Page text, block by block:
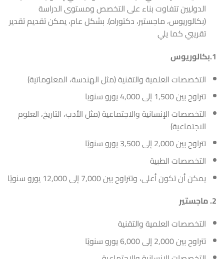
الدوليين تتفاوت بناء على التخصص ومستوى الدراسة
(بكالوريوس، ماجستير، دكتوراه). بشكل عام، يمكن تقديم تقدير
تقريبي كما يلي
1.بكالوريوس
التخصصات العلمية والتقنية (مثل الهندسة، المعلوماتية)
تتراوح بين 1,500 إلى 4,000 يورو سنويا
التخصصات الإنسانية والاجتماعية (مثل الأدب، التاريخ، العلوم
الاجتماعية)
تتراوح بين 2,000 إلى 3,500 يورو سنويًا
التخصصات الطبية
يمكن أن تكون أعلى، وتتراوح بين 7,000 إلى 12,000 يورو سنويًا
2. ماجستير
التخصصات العلمية والتقنية
تتراوح بين 2,000 إلى 6,000 يورو سنويًا